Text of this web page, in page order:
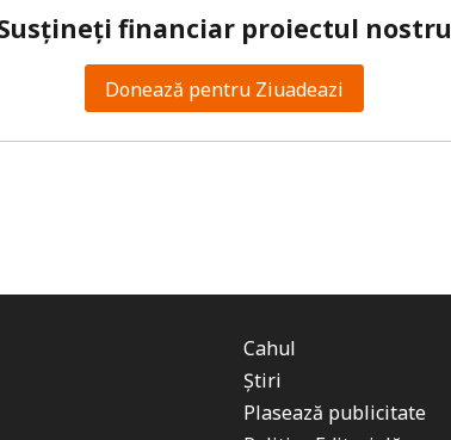
financiar proiectul nostru
Donează pentru Ziuadeazi
Cahul
Știri
Plasează publicitate